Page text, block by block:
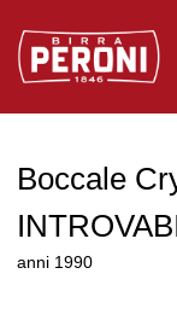
Logo Birra Peroni
Boccale
anni 1990